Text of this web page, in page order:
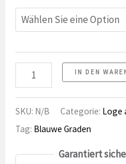
Hammer
3
Nummer
IN DEN
SKU: N/B Categorie: Loge
Tag: Blauwe Graden
Garantiert